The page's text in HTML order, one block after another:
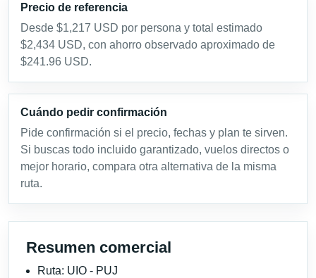
Precio de referencia
Desde $1,217 USD por persona y total estimado
$2,434 USD, con ahorro observado aproximado de
$241.96 USD.
Cuándo pedir confirmación
Pide confirmación si el precio, fechas y plan te sirven.
Si buscas todo incluido garantizado, vuelos directos o
mejor horario, compara otra alternativa de la misma
ruta.
Resumen comercial
Ruta: UIO - PUJ